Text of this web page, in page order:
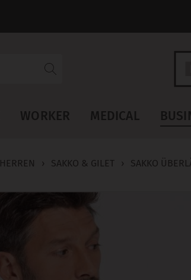
WORKER MEDICAL
HERREN › SAKKO & GILET › SAKKO